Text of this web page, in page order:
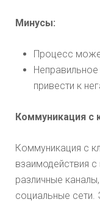
Минусы:
Процесс
привести к
Коммуникация с
Коммуникация с
взаимодействия
различные
социальные сети.